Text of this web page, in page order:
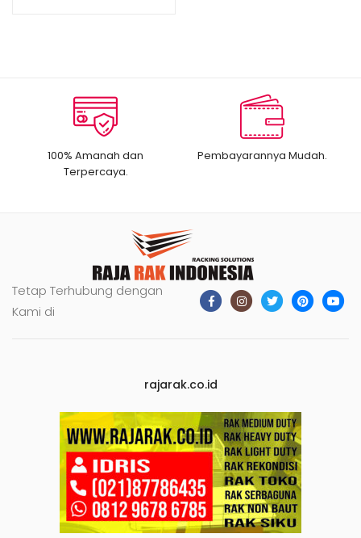
100% Amanah dan
Terpercaya.
Pembayarannya Mudah.
Tetap Terhubung dengan
Kami di
rajarak.co.id